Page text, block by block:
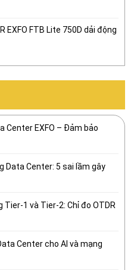
EXFO FTB Lite 750D dải động
Center EXFO – Đảm bảo
Data Center: 5 sai lầm gây
Tier-1 và Tier-2: Chỉ đo OTDR
Center cho AI và mạng